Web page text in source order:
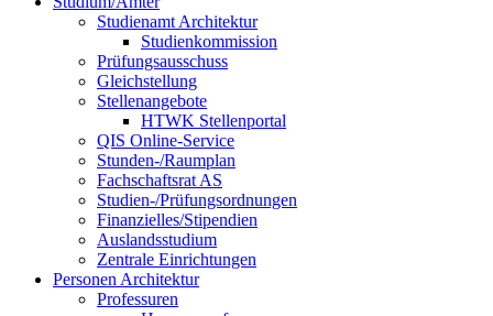
Studienamt Architektur
Studienkommission
Prüfungsausschuss
Gleichstellung
Stellenangebote
HTWK Stellenportal
QIS Online-Service
Stunden-/Raumplan
Fachschaftsrat AS
Studien-/Prüfungsordnungen
Finanzielles/Stipendien
Auslandsstudium
Zentrale Einrichtungen
Personen Architektur
Professuren